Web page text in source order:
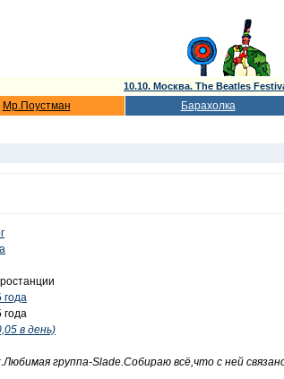
10.10. Москва. The Beatles
Мр.Поустман Барахолка
года
года
в день)
группа-Slade.Собираю всё,что с ней